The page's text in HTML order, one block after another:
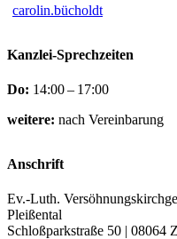
carolin.bücholdt
Kanzlei-Sprechzeiten
Do: 14:00 – 17:00
weitere: nach Vereinbarung
Anschrift
Ev.-Luth.
Pleißental
Schloßparkstraße 50 | 08064